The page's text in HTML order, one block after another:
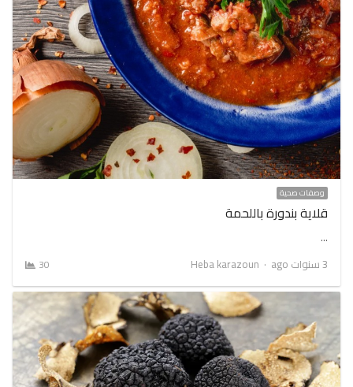
وصفات صحية
قلاية بندورة باللحمة
…
3 سنوات ago
Author
Heba karazoun
30